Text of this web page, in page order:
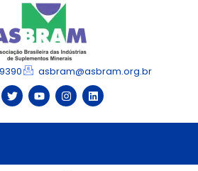
asbram@asbram.org.br